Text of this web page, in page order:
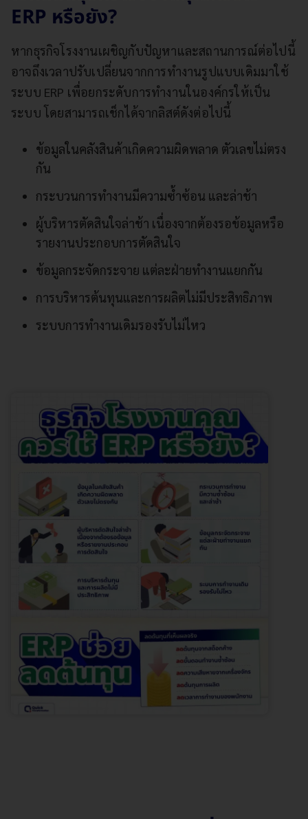
ERP หรือยัง?
หากธุรกิจโรงงานเผชิญกับปัญหาและสถานการณ์ต่อไปนี้
อาจถึงเวลาปรับเปลี่ยนจากการทำงานรูปแบบเดิมมาใช้
ระบบ ERP เพื่อยกระดับการทำงานในองค์กรให้เป็น
ระบบ โดยสามารถเช็กได้จากลิสต์ดังต่อไปนี้
ข้อมูลในคลังสินค้าเกิดความผิดพลาด ตัวเลขไม่ตรง
กัน
กระบวนการทำงานมีความซ้ำซ้อน และล่าช้า
ผู้บริหารตัดสินใจล่าช้า เนื่องจากต้องรอข้อมูลหรือ
รายงานประกอบการตัดสินใจ
ข้อมูลกระจัดกระจาย แต่ละฝ่ายทำงานแยกกัน
การบริหารต้นทุนและการผลิตไม่มีประสิทธิภาพ
ระบบการทำงานเดิมรองรับไม่ไหว